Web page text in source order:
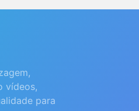
vídeos,
para